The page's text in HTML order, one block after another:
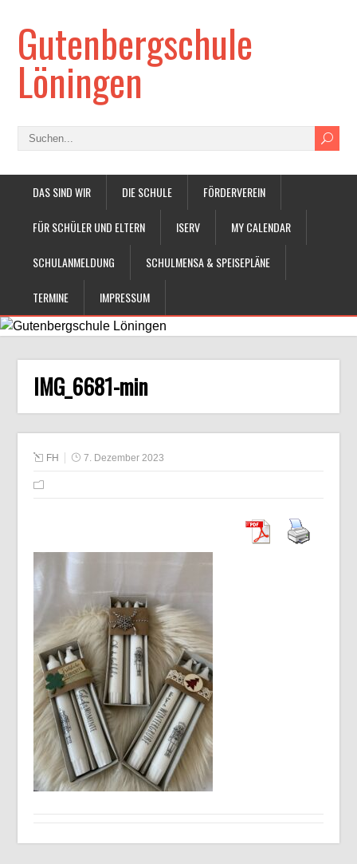
Gutenbergschule
Löningen
DAS SIND WIR DIE SCHULE FÖRDERVEREIN
FÜR SCHÜLER UND ELTERN ISERV MY CALENDAR
SCHULANMELDUNG SCHULMENSA & SPEISEPLÄNE
TERMINE IMPRESSUM
IMG_6681-min
FH 7. Dezember 2023